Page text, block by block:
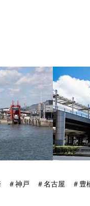
＃神戸 ＃名古屋